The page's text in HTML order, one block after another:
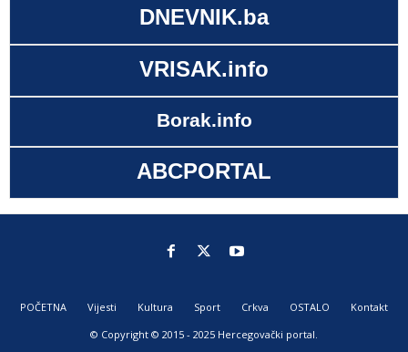
DNEVNIK.ba
VRISAK.info
Borak.info
ABCPORTAL
POČETNA Vijesti Kultura Sport Crkva OSTALO
Kontakt
© Copyright © 2015 - 2025 Hercegovački portal.